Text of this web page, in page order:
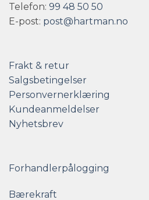
Telefon: 99 48 50 50
E-post: post@hartman.no
Frakt & retur
Salgsbetingelser
Personvernerklæring
Kundeanmeldelser
Nyhetsbrev
Forhandlerpålogging
Bærekraft